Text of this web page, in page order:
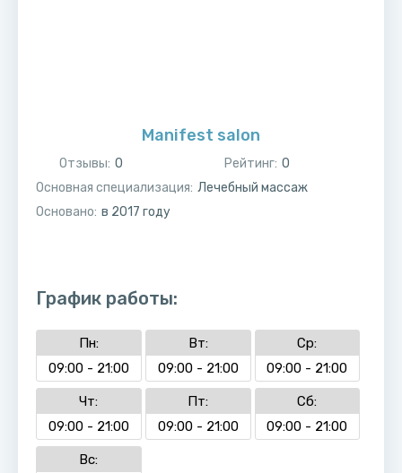
Manifest salon
Отзывы: 0 Рейтинг: 0
Основная специализация: Лечебный массаж
Основано: в 2017 году
График работы:
Пн:
09:00 - 21:00
Вт:
09:00 - 21:00
Ср:
09:00 - 21:00
Чт:
09:00 - 21:00
Пт:
09:00 - 21:00
Сб:
09:00 - 21:00
Вс: